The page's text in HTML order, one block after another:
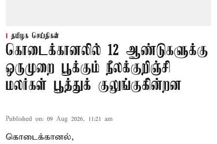
தமிழக செய்திகள்
கொடைக்கானலில் 12 ஆண்டுகளுக்கு
ஒருமுறை பூக்கும் நீலக்குறிஞ்சி
மலர்கள் பூத்துக் குலுங்குகின்றன
Published on: 09 Aug 2026, 11:21 am
கொடைக்கானல்,